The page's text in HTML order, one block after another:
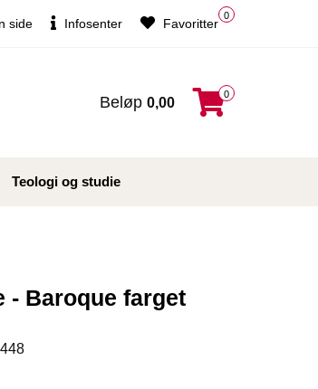
side Infosenter
0
Favoritter
Beløp 0,00
0
Teologi og studie
- Baroque farget